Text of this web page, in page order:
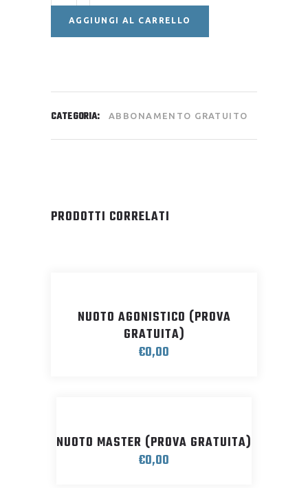
AGGIUNGI AL CARRELLO
CATEGORIA: ABBONAMENTO GRATUITO
PRODOTTI CORRELATI
NUOTO AGONISTICO (PROVA
GRATUITA)
€0,00
NUOTO MASTER (PROVA GRATUITA)
€0,00